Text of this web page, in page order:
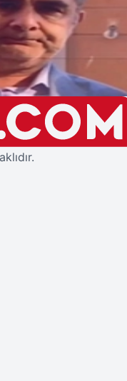
Tutuklama Talebi